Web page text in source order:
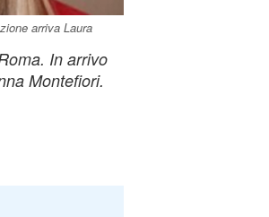
arriva Laura
In arrivo
Montefiori.